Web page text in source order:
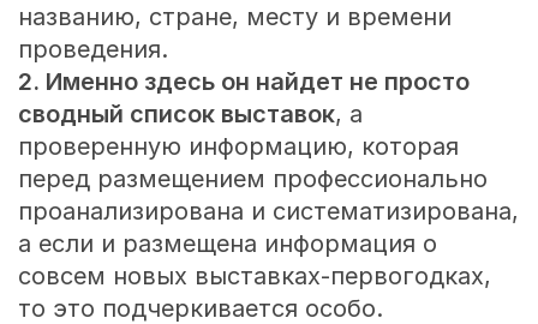
названию, стране, месту и времени
проведения.
2. Именно здесь он найдет не просто
сводный список выставок, а
проверенную информацию, которая
перед размещением профессионально
проанализирована и систематизирована,
а если и размещена информация о
совсем новых выставках-первогодках,
то это подчеркивается особо.